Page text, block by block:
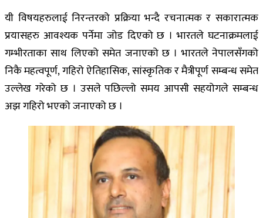
यी विषयहरुलाई निरन्तरको प्रक्रिया भन्दै रचनात्मक र सकारात्मक
प्रयासहरु आवश्यक पर्नेमा जोड दिएको छ । भारतले घटनाक्रमलाई
गम्भीरताका साथ लिएको समेत जनाएको छ । भारतले नेपालसँगको
निकै महत्वपूर्ण, गहिरो ऐतिहासिक, सांस्कृतिक र मैत्रीपूर्ण सम्बन्ध समेत
उल्लेख गरेको छ । उसले पछिल्लो समय आपसी सहयोगले सम्बन्ध
अझ गहिरो भएको जनाएको छ ।